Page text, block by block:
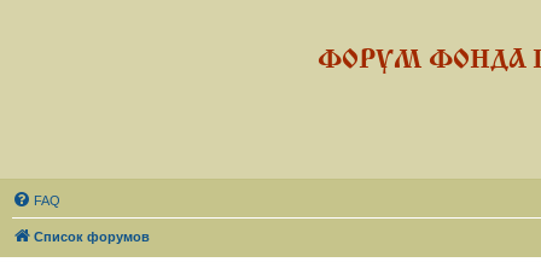
ФОРУМ ФОНДА
FAQ
Список форумов